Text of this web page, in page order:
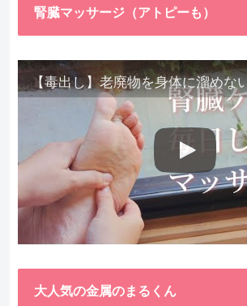
腎臓マッサージ（アトピーも）
大人気の金属のまるくん